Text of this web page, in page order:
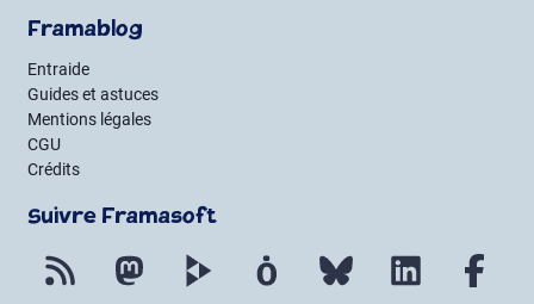
Framablog
Entraide
Guides et astuces
Mentions légales
CGU
Crédits
Suivre Framasoft
Flux RSS Mastodon PeerTube Mobilizon Bluesky LinkedIn